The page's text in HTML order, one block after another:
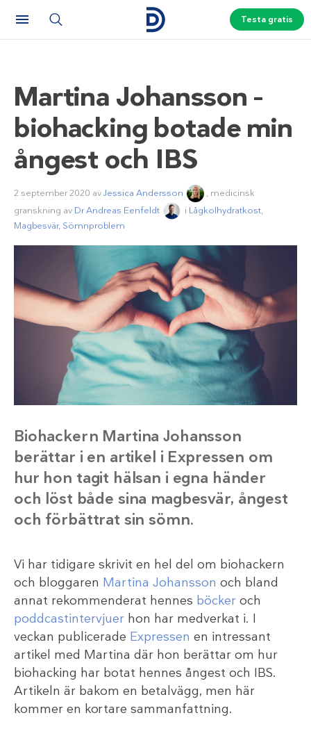
Testa gratis
Martina Johansson –
biohacking botade min
ångest och IBS
2 september 2020 avJessica Andersson
, medicinsk
granskning av Dr Andreas Eenfeldt i Lågkolhydratkost,
Magbesvär, Sömnproblem
Biohackern Martina Johansson
berättar i en artikel i Expressen om
hur hon tagit hälsan i egna händer
och löst både sina magbesvär, ångest
och förbättrat sin sömn.
Vi har tidigare skrivit en hel del om biohackern
och bloggaren Martina Johansson och bland
annat rekommenderat hennes böcker och
poddcastintervjuer hon har medverkat i. I
veckan publicerade Expressen en intressant
artikel med Martina där hon berättar om hur
biohacking har botat hennes ångest och IBS.
Artikeln är bakom en betalvägg, men här
kommer en kortare sammanfattning.